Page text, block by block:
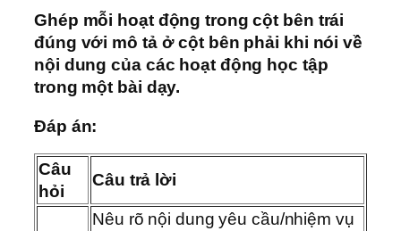
Ghép mỗi hoạt động trong cột bên trái
đúng với mô tả ở cột bên phải khi nói về
nội dung của các hoạt động học tập
trong một bài dạy.
Đáp án:
Câu
hỏi
Câu trả lời
Nêu rõ nội dung yêu cầu/nhiệm vụ